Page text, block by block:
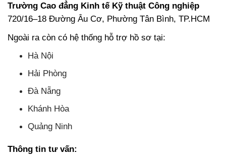
Trường Cao đẳng Kinh tế Kỹ thuật Công nghiệp
720/16–18 Đường Âu Cơ, Phường Tân Bình, TP.HCM
Ngoài ra còn có hệ thống hỗ trợ hồ sơ tại:
Hà Nội
Hải Phòng
Đà Nẵng
Khánh Hòa
Quảng Ninh
Thông tin tư vấn: